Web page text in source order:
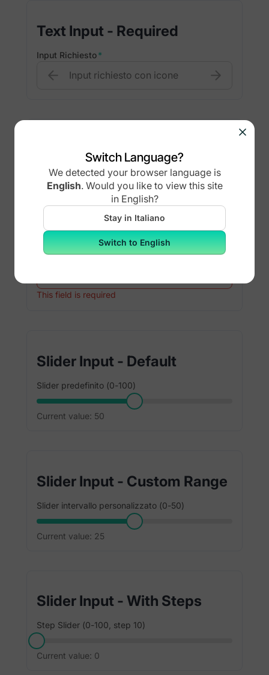
Text Input - Required
Input Richiesto*
Text Input - States
Input disabilitato
Input non azionabile
Errore di input
This field is required
Slider Input - Default
Slider predefinito (0-100)
Current value: 50
Slider Input - Custom Range
Slider intervallo personalizzato (0-50)
Current value: 25
Slider Input - With Steps
Step Slider (0-100, step 10)
Current value: 0
Switch Language?
We detected your browser language is
English. Would you like to view this site
in English?
Stay in Italiano
Switch to English